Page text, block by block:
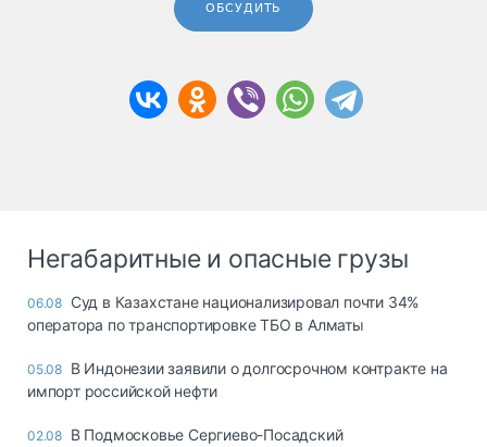
ОБСУДИТЬ
Негабаритные и опасные грузы
06.08 Суд в Казахстане национализировал почти 34%
оператора по транспортировке ТБО в Алматы
05.08 В Индонезии заявили о долгосрочном контракте на
импорт российской нефти
02.08 В Подмосковье Сергиево-Посадский